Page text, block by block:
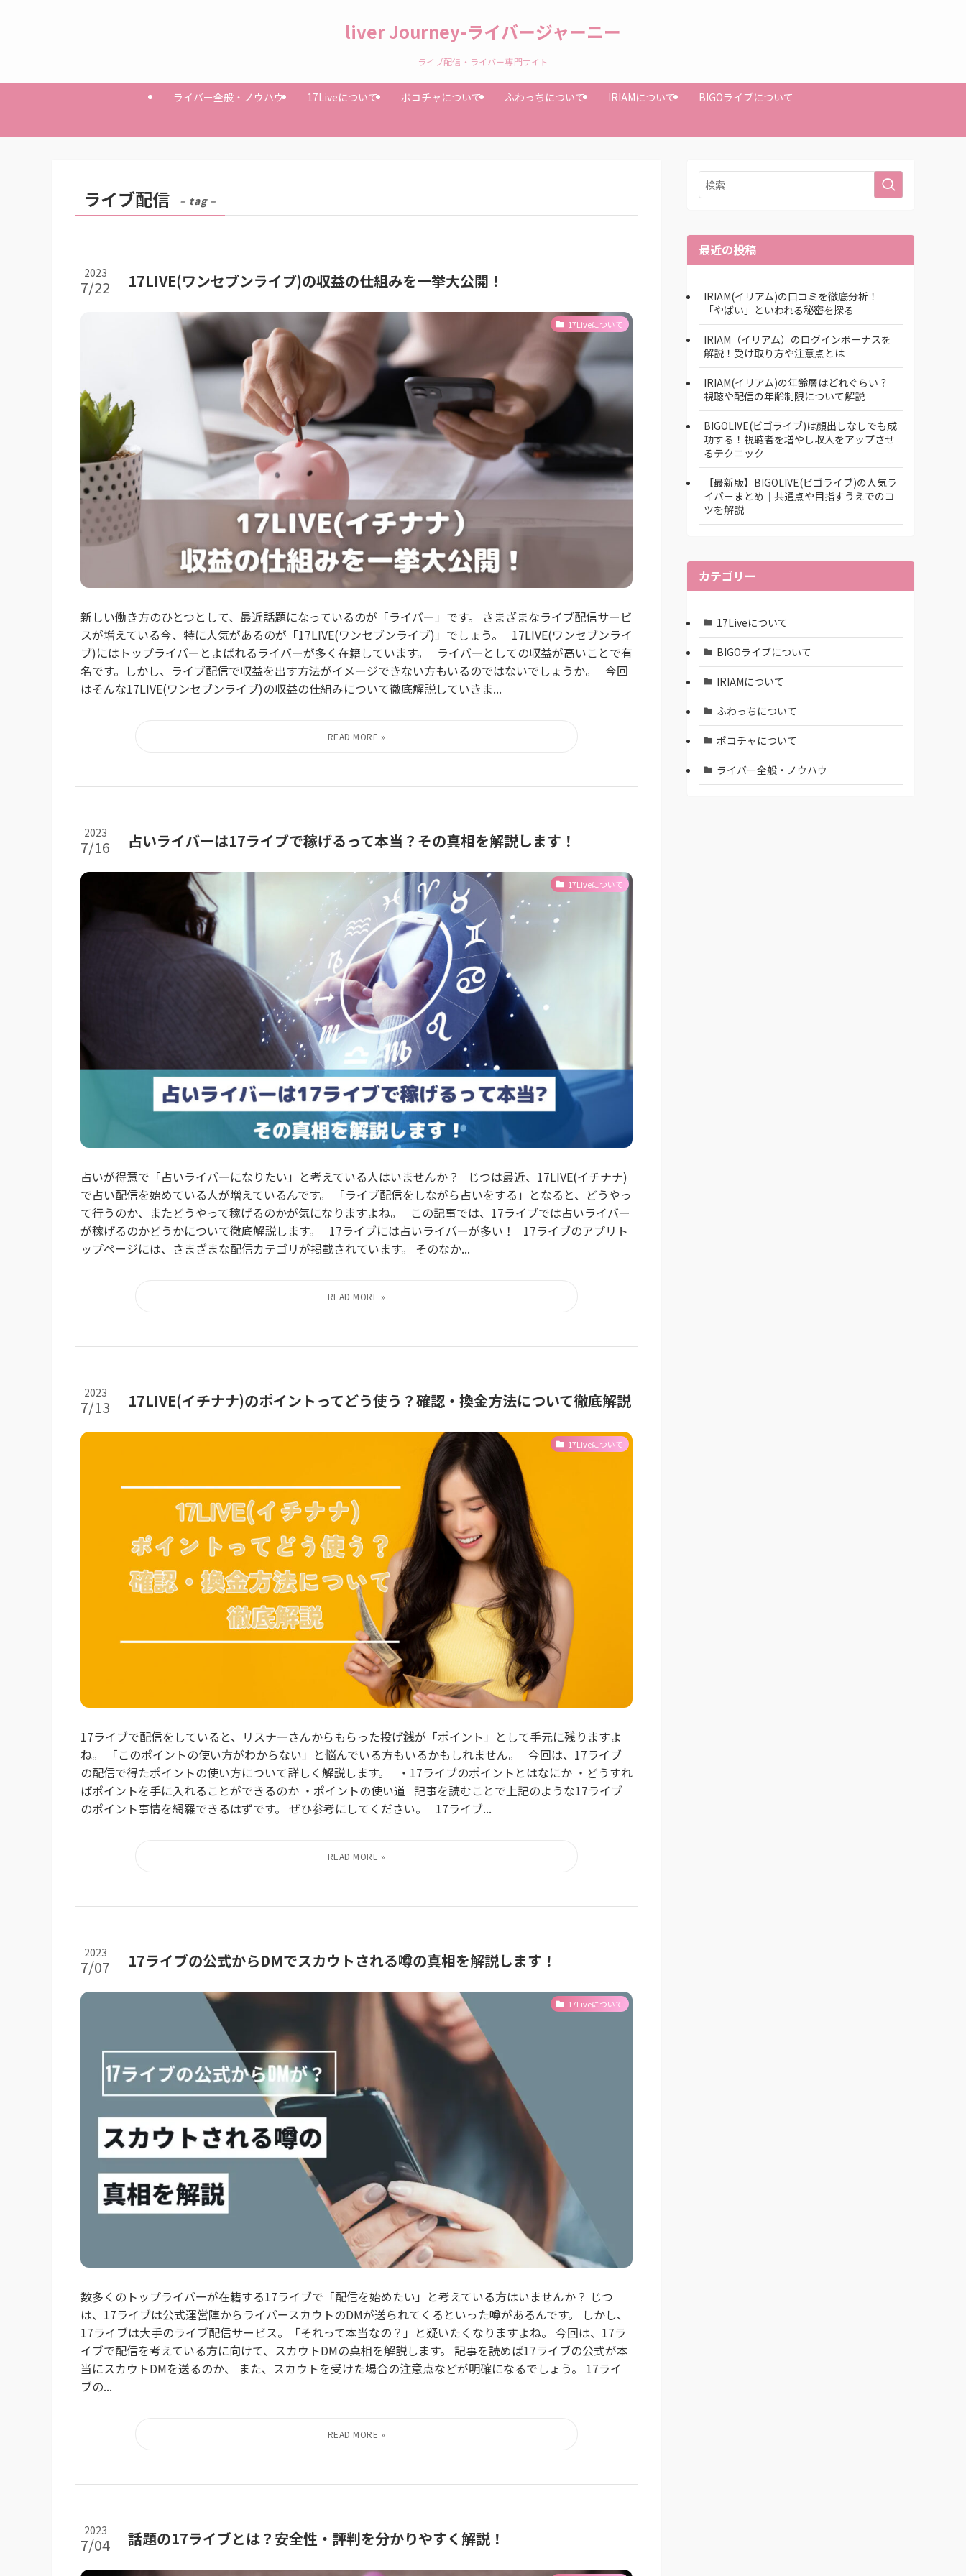
liver Journey-ライバージャーニー
ライブ配信・ライバー専門サイト
ライバー全般・ノウハウ 17Liveについて ポコチャについて ふわっちについて IRIAMについて BIGOライブについて
ライブ配信 – tag –
17LIVE(ワンセブンライブ)の収益の仕組みを一挙大公開！
2023
7/22
17Liveについて
新しい働き方のひとつとして、最近話題になっているのが「ライバー」です。 さまざまなライブ配信サービ
スが増えている今、特に人気があるのが「17LIVE(ワンセブンライブ)」でしょう。 17LIVE(ワンセブンライ
ブ)にはトップライバーとよばれるライバーが多く在籍しています。 ライバーとしての収益が高いことで有
名です。しかし、ライブ配信で収益を出す方法がイメージできない方もいるのではないでしょうか。 今回
はそんな17LIVE(ワンセブンライブ)の収益の仕組みについて徹底解説していきま...
占いライバーは17ライブで稼げるって本当？その真相を解説します！
2023
7/16
17Liveについて
占いが得意で「占いライバーになりたい」と考えている人はいませんか？ じつは最近、17LIVE(イチナナ)
で占い配信を始めている人が増えているんです。 「ライブ配信をしながら占いをする」となると、どうやっ
て行うのか、またどうやって稼げるのかが気になりますよね。 この記事では、17ライブでは占いライバー
が稼げるのかどうかについて徹底解説します。 17ライブには占いライバーが多い！ 17ライブのアプリト
ップページには、さまざまな配信カテゴリが掲載されています。 そのなか...
17LIVE(イチナナ)のポイントってどう使う？確認・換金方法について徹底解説
2023
7/13
17Liveについて
17ライブで配信をしていると、リスナーさんからもらった投げ銭が「ポイント」として手元に残りますよ
ね。 「このポイントの使い方がわからない」と悩んでいる方もいるかもしれません。 今回は、17ライブ
の配信で得たポイントの使い方について詳しく解説します。 ・17ライブのポイントとはなにか ・どうすれ
ばポイントを手に入れることができるのか ・ポイントの使い道 記事を読むことで上記のような17ライブ
のポイント事情を網羅できるはずです。 ぜひ参考にしてください。 17ライブ...
17ライブの公式からDMでスカウトされる噂の真相を解説します！
2023
7/07
17Liveについて
数多くのトップライバーが在籍する17ライブで「配信を始めたい」と考えている方はいませんか？ じつ
は、17ライブは公式運営陣からライバースカウトのDMが送られてくるといった噂があるんです。 しかし、
17ライブは大手のライブ配信サービス。「それって本当なの？」と疑いたくなりますよね。 今回は、17ラ
イブで配信を考えている方に向けて、スカウトDMの真相を解説します。 記事を読めば17ライブの公式が本
当にスカウトDMを送るのか、 また、スカウトを受けた場合の注意点などが明確になるでしょう。 17ライ
ブの...
話題の17ライブとは？安全性・評判を分かりやすく解説！
2023
7/04
最近の投稿
IRIAM(イリアム)の口コミを徹底分析！
「やばい」といわれる秘密を探る
IRIAM（イリアム）のログインボーナスを
解説！受け取り方や注意点とは
IRIAM(イリアム)の年齢層はどれぐらい？
視聴や配信の年齢制限について解説
BIGOLIVE(ビゴライブ)は顔出しなしでも成
功する！視聴者を増やし収入をアップさせ
るテクニック
【最新版】BIGOLIVE(ビゴライブ)の人気ラ
イバーまとめ│共通点や目指すうえでのコ
ツを解説
カテゴリー
17Liveについて
BIGOライブについて
IRIAMについて
ふわっちについて
ポコチャについて
ライバー全般・ノウハウ